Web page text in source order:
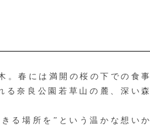
春には満開の桜の下での食事
奈良公園若草山の麓、深い森
る場所を”という温かな想いか